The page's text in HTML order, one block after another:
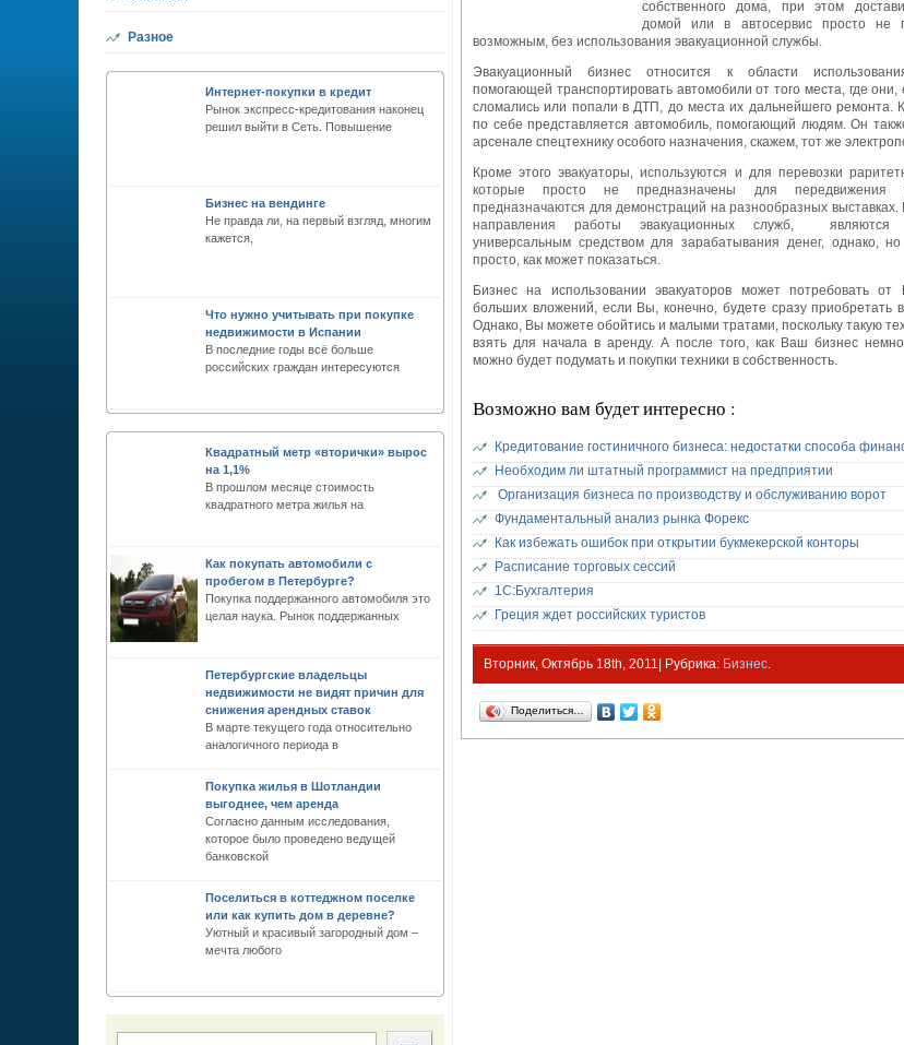
Разное
Интернет-покупки в кредит
Рынок экспресс-кредитования наконец
решил выйти в Сеть. Повышение
Бизнес на вендинге
Не правда ли, на первый взгляд, многим
кажется,
Что нужно учитывать при покупке
недвижимости в Испании
В последние годы всё больше
российских граждан интересуются
Квадратный метр «вторички» вырос
на 1,1%
В прошлом месяце стоимость
квадратного метра жилья на
Как покупать автомобили с
пробегом в Петербурге?
Покупка поддержанного автомобиля это
целая наука. Рынок поддержанных
Петербургские владельцы
недвижимости не видят причин для
снижения арендных ставок
В марте текущего года относительно
аналогичного периода в
Покупка жилья в Шотландии
выгоднее, чем аренда
Согласно данным исследования,
которое было проведено ведущей
банковской
Поселиться в коттеджном поселке
или как купить дом в деревне?
Уютный и красивый загородный дом –
мечта любого
собственного дома, при этом
домой или в автосервис просто не
возможным, без использования эвакуационной службы.
Эвакуационный бизнес относится к области
помогающей транспортировать автомобили от того места, где они,
сломались или попали в ДТП, до места их дальнейшего ремонта.
по себе представляется автомобиль, помогающий людям. Он
арсенале спецтехнику особого назначения, скажем, тот же
Кроме этого эвакуаторы, используются и для перевозки
которые просто не предназначены для
предназначаются для демонстраций на разнообразных
направления работы эвакуационных служб, являются
универсальным средством для зарабатывания денег, однако,
просто, как может показаться.
Бизнес на использовании эвакуаторов может потребовать от
больших вложений, если Вы, конечно, будете сразу приобретать
Однако, Вы можете обойтись и малыми тратами, поскольку такую
взять для начала в аренду. А после того, как Ваш бизнес
можно будет подумать и покупки техники в собственность.
Возможно вам будет интересно :
Кредитование гостиничного бизнеса: недостатки способа
Необходим ли штатный программист на предприятии
Организация бизнеса по производству и обслуживанию ворот
Фундаментальный анализ рынка Форекс
Как избежать ошибок при открытии букмекерской конторы
Расписание торговых сессий
1С:Бухгалтерия
Греция ждет российских туристов
Вторник, Октябрь 18th, 2011| Рубрика: Бизнес.
Поделиться…